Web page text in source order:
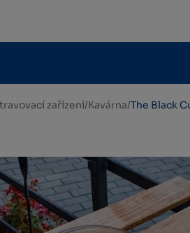
zařízení/Kavárna/The Black